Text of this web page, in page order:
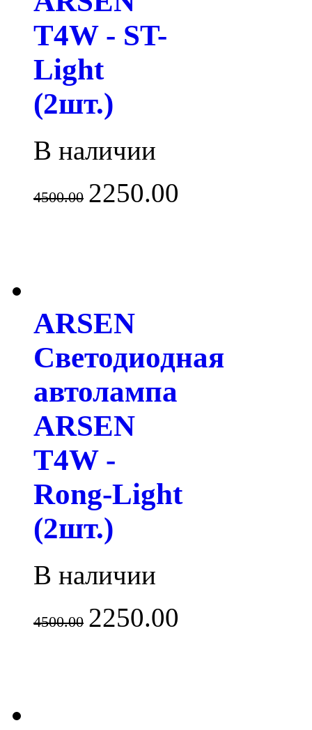
T4W - ST-
Light
(2шт.)
В наличии
4500.00 2250.00
ARSEN
Светодиодная
автолампа
ARSEN
T4W -
Rong-Light
(2шт.)
В наличии
4500.00 2250.00